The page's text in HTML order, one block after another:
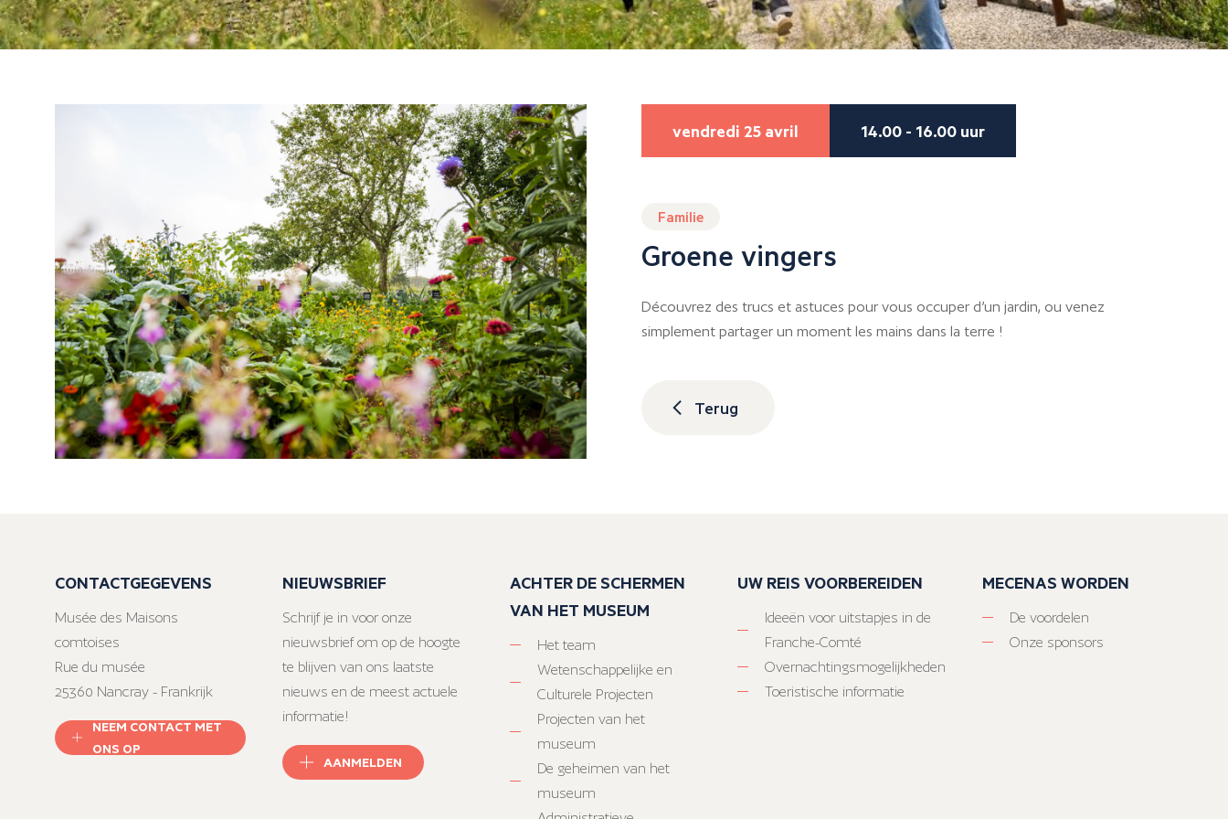
vendredi 25 avril 14.00 - 16.00 uur
Familie
Groene vingers
Découvrez des trucs et astuces pour vous occuper d’un jardin, ou venez
simplement partager un moment les mains dans la terre !
Terug
CONTACTGEGEVENS
Musée des Maisons
comtoises
Rue du musée
25360 Nancray - Frankrijk
NEEM CONTACT MET
ONS OP
NIEUWSBRIEF
Schrijf je in voor onze
nieuwsbrief om op de hoogte
te blijven van ons laatste
nieuws en de meest actuele
informatie!
AANMELDEN
ACHTER DE SCHERMEN
VAN HET MUSEUM
Het team
Wetenschappelijke en
Culturele Projecten
Projecten van het
museum
De geheimen van het
museum
UW REIS VOORBEREIDEN
Ideeën voor uitstapjes in de
Franche-Comté
Overnachtingsmogelijkheden
Toeristische informatie
MECENAS WORDEN
De voordelen
Onze sponsors